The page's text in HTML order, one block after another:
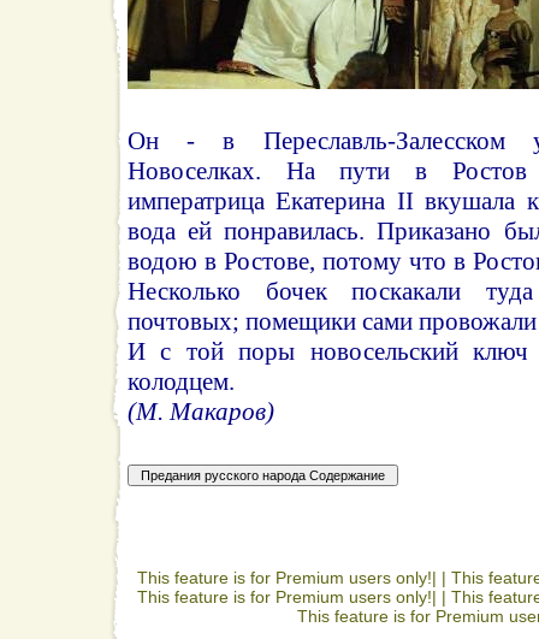
Он - в Переславль-Залесском
Новоселках. На пути в Ростов
императрица Екатерина II вкушала
вода ей понравилась. Приказано
водою в Ростове, потому что в
Несколько бочек поскакали
почтовых; помещики сами провожали
И с той поры новосельский ключ
колодцем.
(М. Макаров)
This feature is for Premium users only!| | This
This feature is for Premium users only!| | This
This feature is for Premium